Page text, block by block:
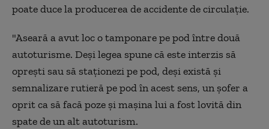
poate duce la producerea de accidente de circulaţie.
"Aseară a avut loc o tamponare pe pod între două
autoturisme. Deşi legea spune că este interzis să
opreşti sau să staţionezi pe pod, deşi există şi
semnalizare rutieră pe pod în acest sens, un şofer a
oprit ca să facă poze şi maşina lui a fost lovită din
spate de un alt autoturism.